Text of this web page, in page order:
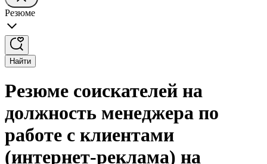
Резюме
Найти
Резюме соискателей на
должность менеджера по
работе с клиентами
(интернет-реклама) на